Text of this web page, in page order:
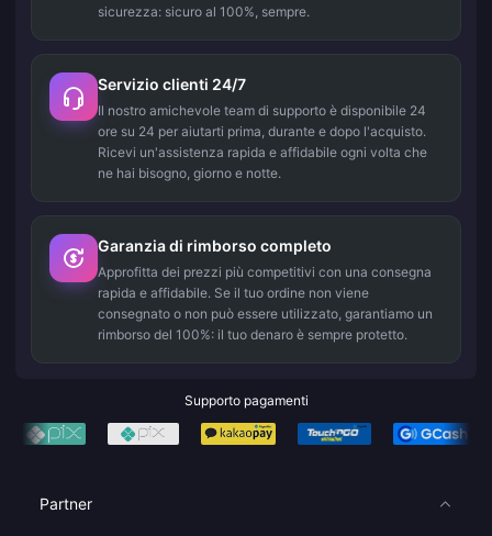
sicurezza: sicuro al 100%, sempre.
Servizio clienti 24/7
Il nostro amichevole team di supporto è disponibile 24
ore su 24 per aiutarti prima, durante e dopo l'acquisto.
Ricevi un'assistenza rapida e affidabile ogni volta che
ne hai bisogno, giorno e notte.
Garanzia di rimborso completo
Approfitta dei prezzi più competitivi con una consegna
rapida e affidabile. Se il tuo ordine non viene
consegnato o non può essere utilizzato, garantiamo un
rimborso del 100%: il tuo denaro è sempre protetto.
Supporto pagamenti
Partner